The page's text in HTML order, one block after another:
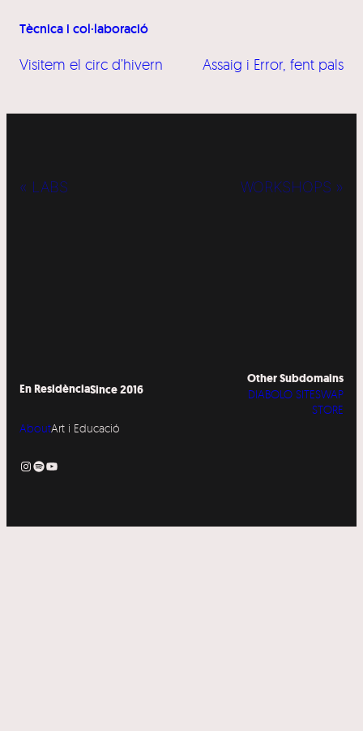
Tècnica i col·laboració
Visitem el circ d’hivern Assaig i Error, fent pals
« LABS WORKSHOPS »
En ResidènciaSince 2016
AboutArt i Educació
Instagram Spotify YouTube
Other Subdomains
DIABOLO SITESWAP
STORE